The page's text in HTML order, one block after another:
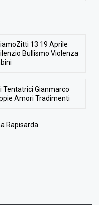
13 19 Aprile
Bullismo Violenza
Tentatrici Gianmarco
Amori Tradimenti
Rapisarda